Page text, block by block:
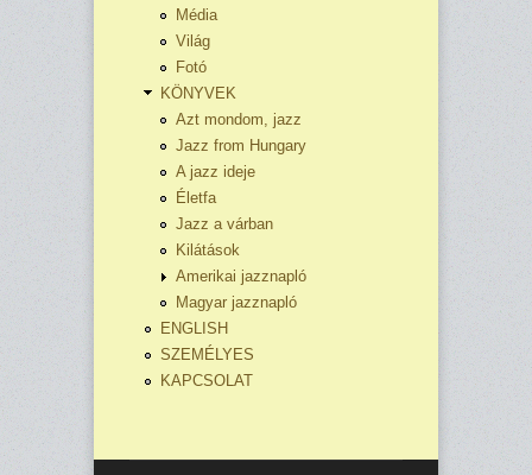
Média
Világ
Fotó
KÖNYVEK
Azt mondom, jazz
Jazz from Hungary
A jazz ideje
Életfa
Jazz a várban
Kilátások
Amerikai jazznapló
Magyar jazznapló
ENGLISH
SZEMÉLYES
KAPCSOLAT